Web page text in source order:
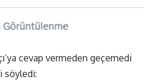
cevap vermeden geçemedi
söyledi: